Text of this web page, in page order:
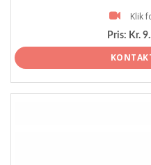
Klik
Pris: Kr.